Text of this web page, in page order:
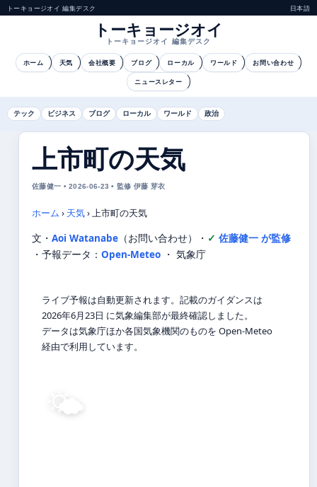
トーキョージオイ 編集デスク 日本語
トーキョージオイ
トーキョージオイ 編集デスク
ホーム 天気 会社概要 ブログ ローカル ワールド お問い合わせ
ニュースレター
テック ビジネス ブログ ローカル ワールド 政治
上市町の天気
佐藤健一 • 2026-06-23 • 監修 伊藤 芽衣
ホーム › 天気›上市町の天気
文・ Aoi Watanabe （お問い合わせ） ・
佐藤健一 が監修
・ 予報データ： Open-Meteo ・ 気象庁
ライブ予報は自動更新されます。記載のガイダンスは
2026年6月23日 に気象編集部が最終確認しました。
データは気象庁ほか各国気象機関のものを Open-Meteo
経由で利用しています。
🌤️